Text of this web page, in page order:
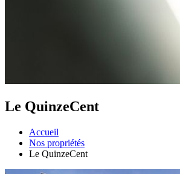
Le QuinzeCent
Accueil
Nos propriétés
Le QuinzeCent